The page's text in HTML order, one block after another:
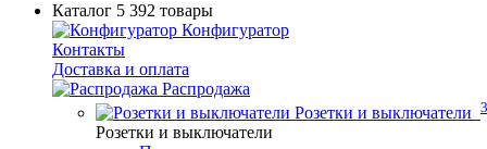
Каталог 5 392 товары
Конфигуратор
Контакты
Доставка и оплата
Распродажа
Розетки и выключатели
Розетки и выключатели